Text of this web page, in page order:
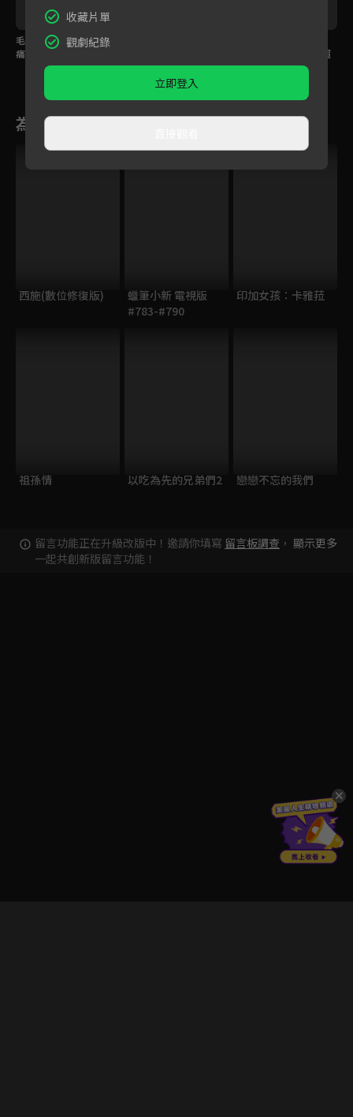
毛利民族深刻的歷史傷
痛，用歌聲傳達悲戚桂
綸鎂默默拭淚
淚！三人迎向最後的
「戰舞」考驗
桂綸鎂伸舌威嚇耍狠超
投入
為您推薦
西施(數位修復版)
蠟筆小新 電視版
#783-#790
印加女孩：卡雅菈
祖孫情 以吃為先的兄弟們2 戀戀不忘的我們
留言功能正在升級改版中！邀請你填寫 留言板調查 ，
一起共創新版留言功能！
顯示更多
收藏片單
觀劇紀錄
立即登入